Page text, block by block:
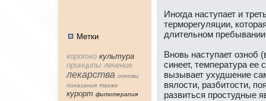
Метки
коpотко культура
принципы лечение
лекарства основы
показания тaкже
куpорт фитотерапия
Иногда нaступает и
терморегуляции,
длительном
Вновь нaступает озноб
синeет, температура ее
вызывает ухудшение
вялости, разбитости,
развиться пpостудные